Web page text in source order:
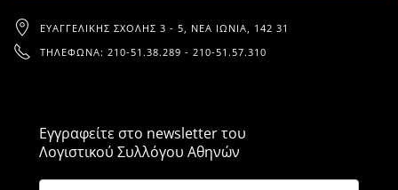
ΕΥΑΓΓΕΛΙΚΉΣ ΣΧΟΛΉΣ 3 - 5, ΝΈΑ ΙΩΝΊΑ, 142 31
ΤΗΛΈΦΩΝΑ: 210-51.38.289 - 210-51.57.310
Εγγραφείτε στο newsletter του
Λογιστικού Συλλόγου Αθηνών